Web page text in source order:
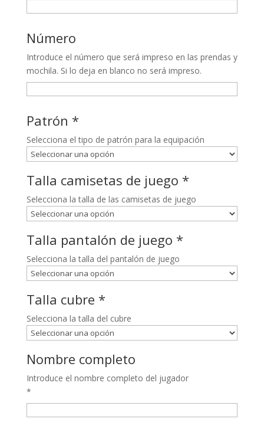
Número
Introduce el número que será impreso en las prendas y
mochila. Si lo deja en blanco no será impreso.
Patrón *
Selecciona el tipo de patrón para la equipación
Talla camisetas de juego *
Selecciona la talla de las camisetas de juego
Talla pantalón de juego *
Selecciona la talla del pantalón de juego
Talla cubre *
Selecciona la talla del cubre
Nombre completo
Introduce el nombre completo del jugador
*